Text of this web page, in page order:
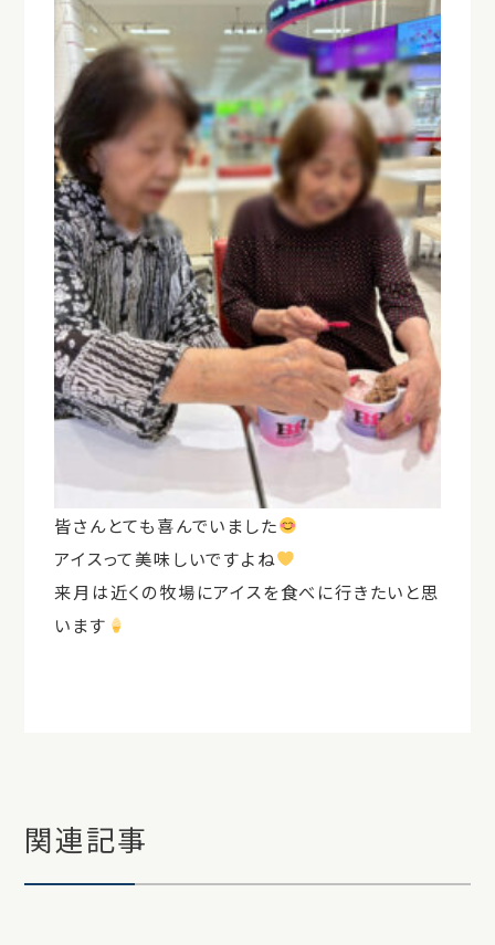
皆さんとても喜んでいました
アイスって美味しいですよね
来月は近くの牧場にアイスを食べに行きたいと思
います
関連記事